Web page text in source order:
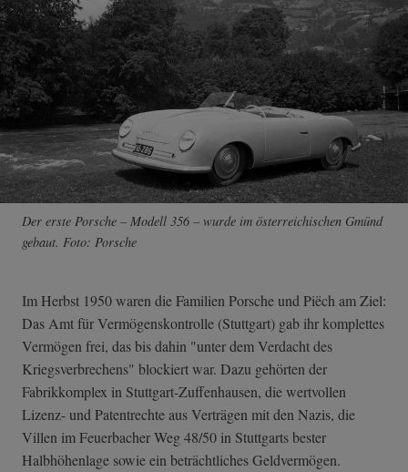
Der erste Porsche – Modell 356 – wurde im österreichischen Gmünd
gebaut. Foto: Porsche
Im Herbst 1950 waren die Familien Porsche und Piëch am Ziel:
Das Amt für Vermögenskontrolle (Stuttgart) gab ihr komplettes
Vermögen frei, das bis dahin "unter dem Verdacht des
Kriegsverbrechens" blockiert war. Dazu gehörten der
Fabrikkomplex in Stuttgart-Zuffenhausen, die wertvollen
Lizenz- und Patentrechte aus Verträgen mit den Nazis, die
Villen im Feuerbacher Weg 48/50 in Stuttgarts bester
Halbhöhenlage sowie ein beträchtliches Geldvermögen.